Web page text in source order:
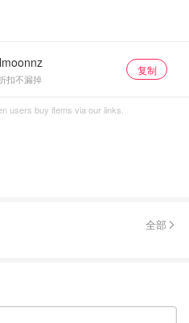
扣不漏掉
复制
users buy items via our links.
全部